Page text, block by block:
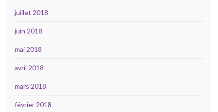
juillet 2018
juin 2018
mai 2018
avril 2018
mars 2018
février 2018